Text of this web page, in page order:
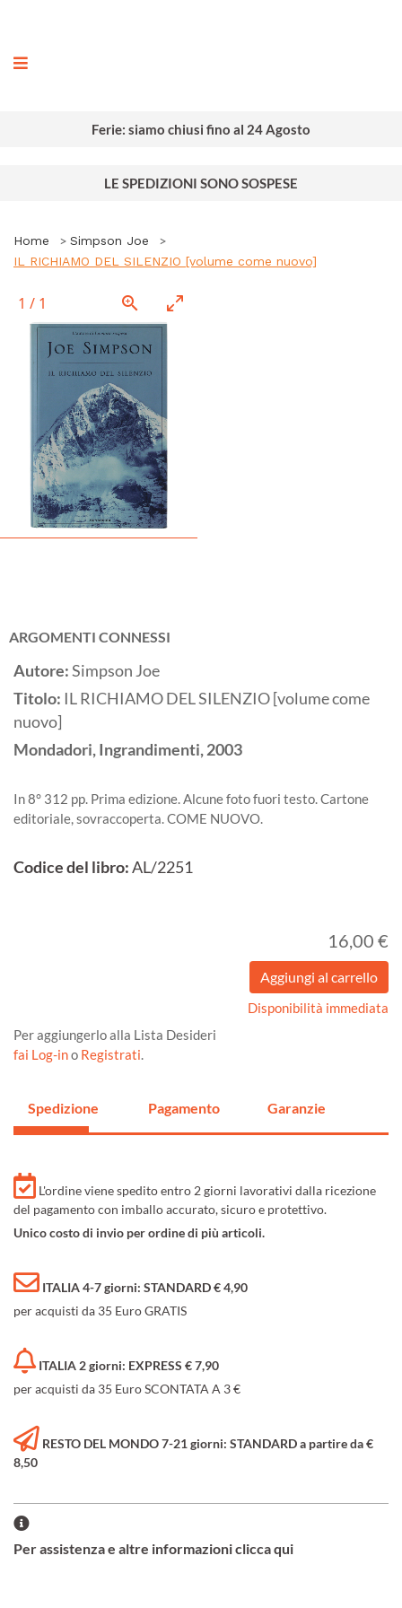
Ferie: siamo chiusi fino al 24 Agosto
LE SPEDIZIONI SONO SOSPESE
Home
Simpson Joe
IL RICHIAMO DEL SILENZIO [volume come nuovo]
1 / 1
ARGOMENTI CONNESSI
Autore:Simpson Joe
Titolo: IL RICHIAMO DEL SILENZIO [volume come
nuovo]
Mondadori, Ingrandimenti,2003
In 8° 312 pp. Prima edizione. Alcune foto fuori testo. Cartone
editoriale, sovraccoperta. COME NUOVO.
Codice del libro:AL/2251
16,00 €
Disponibilità immediata
Per aggiungerlo alla Lista Desideri
fai Log-ino Registrati.
Spedizione Pagamento Garanzie
L'ordine viene spedito entro 2 giorni lavorativi dalla ricezione
del pagamento con imballo accurato, sicuro e protettivo.
Unico costo di invio per ordine di più articoli.
ITALIA 4-7 giorni: STANDARD € 4,90
per acquisti da 35 Euro GRATIS
ITALIA 2 giorni: EXPRESS € 7,90
per acquisti da 35 Euro SCONTATA A 3 €
RESTO DEL MONDO 7-21 giorni: STANDARD a partire da €
8,50
Per assistenza e altre informazioni clicca qui